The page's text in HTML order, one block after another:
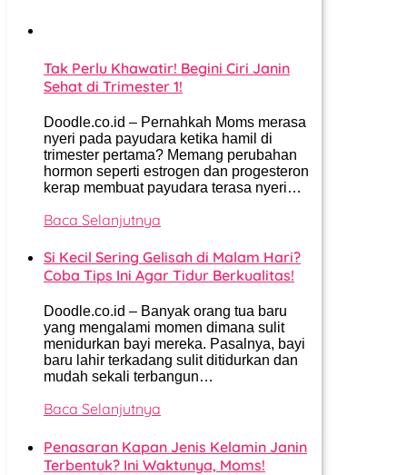
Tak Perlu Khawatir! Begini Ciri Janin
Sehat di Trimester 1!
Doodle.co.id – Pernahkah Moms merasa
nyeri pada payudara ketika hamil di
trimester pertama? Memang perubahan
hormon seperti estrogen dan progesteron
kerap membuat payudara terasa nyeri…
Baca Selanjutnya
Si Kecil Sering Gelisah di Malam Hari?
Coba Tips Ini Agar Tidur Berkualitas!
Doodle.co.id – Banyak orang tua baru
yang mengalami momen dimana sulit
menidurkan bayi mereka. Pasalnya, bayi
baru lahir terkadang sulit ditidurkan dan
mudah sekali terbangun…
Baca Selanjutnya
Penasaran Kapan Jenis Kelamin Janin
Terbentuk? Ini Waktunya, Moms!